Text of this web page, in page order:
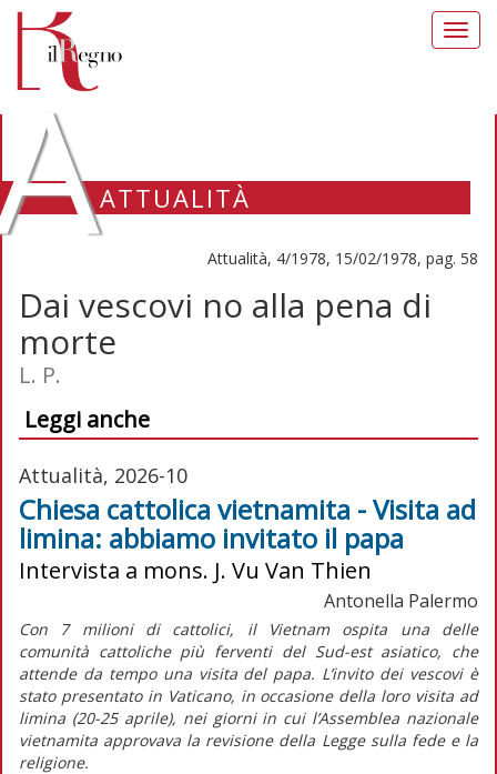
ATTUALITÀ
Attualità, 4/1978, 15/02/1978, pag. 58
Dai vescovi no alla pena di
morte
L. P.
Leggi anche
Attualità, 2026-10
Chiesa cattolica vietnamita - Visita ad
limina: abbiamo invitato il papa
Intervista a mons. J. Vu Van Thien
Antonella Palermo
Con 7 milioni di cattolici, il Vietnam ospita una delle
comunità cattoliche più ferventi del Sud-est asiatico, che
attende da tempo una visita del papa. L’invito dei vescovi è
stato presentato in Vaticano, in occasione della loro visita ad
limina (20-25 aprile), nei giorni in cui l’Assemblea nazionale
vietnamita approvava la revisione della Legge sulla fede e la
religione.